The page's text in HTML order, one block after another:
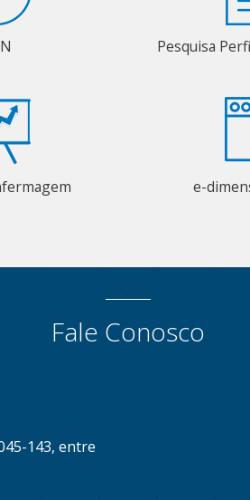
Pesquisa
e-
Fale Conosco
143, entre